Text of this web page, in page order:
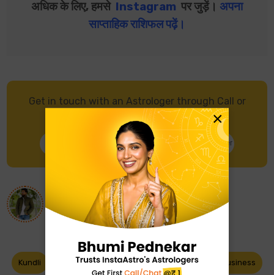
अधिक के लिए, हमसे Instagram पर जुड़ें। अपना
साप्ताहिक राशिफल पढ़ें।
Get in touch with an Astrologer through Call or
Chat, and get accurate predictions.
Talk to Astrologer Chat with Astrologer
AboutNirmal Singh
Kundli Mandir Sports Ayurveda Business
×